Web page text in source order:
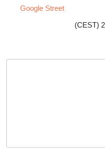
Google Street